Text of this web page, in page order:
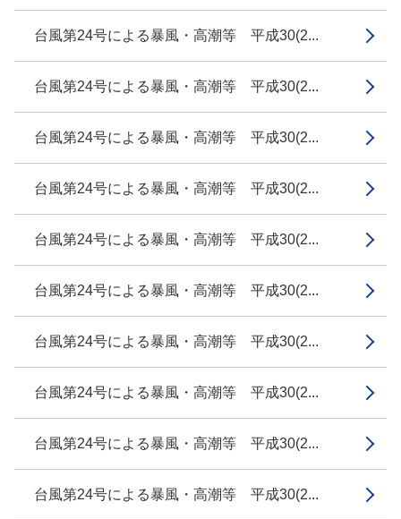
台風第24号による暴風・高潮等 平成30(2...
台風第24号による暴風・高潮等 平成30(2...
台風第24号による暴風・高潮等 平成30(2...
台風第24号による暴風・高潮等 平成30(2...
台風第24号による暴風・高潮等 平成30(2...
台風第24号による暴風・高潮等 平成30(2...
台風第24号による暴風・高潮等 平成30(2...
台風第24号による暴風・高潮等 平成30(2...
台風第24号による暴風・高潮等 平成30(2...
台風第24号による暴風・高潮等 平成30(2...